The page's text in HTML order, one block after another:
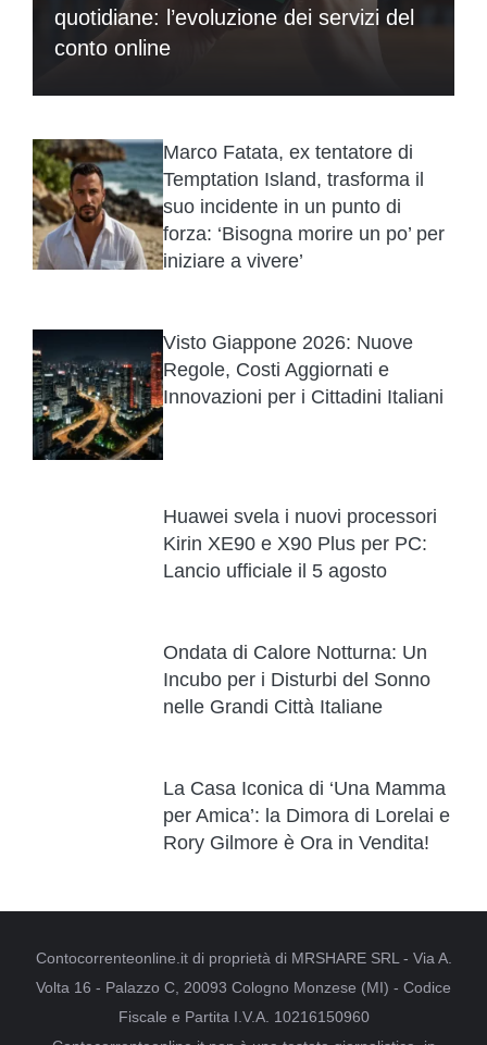
quotidiane: l’evoluzione dei servizi del
conto online
Marco Fatata, ex tentatore di
Temptation Island, trasforma il
suo incidente in un punto di
forza: ‘Bisogna morire un po’ per
iniziare a vivere’
Visto Giappone 2026: Nuove
Regole, Costi Aggiornati e
Innovazioni per i Cittadini Italiani
Huawei svela i nuovi processori
Kirin XE90 e X90 Plus per PC:
Lancio ufficiale il 5 agosto
Ondata di Calore Notturna: Un
Incubo per i Disturbi del Sonno
nelle Grandi Città Italiane
La Casa Iconica di ‘Una Mamma
per Amica’: la Dimora di Lorelai e
Rory Gilmore è Ora in Vendita!
Contocorrenteonline.it di proprietà di MRSHARE SRL - Via A.
Volta 16 - Palazzo C, 20093 Cologno Monzese (MI) - Codice
Fiscale e Partita I.V.A. 10216150960